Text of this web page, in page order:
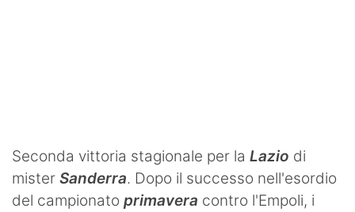
Seconda vittoria stagionale per la Lazio di
mister Sanderra. Dopo il successo nell'esordio
del campionato primavera contro l'Empoli, i